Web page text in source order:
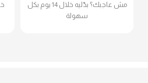
مش عاجبك؟ بدّليه خلال 14 يوم بكل
سهولة